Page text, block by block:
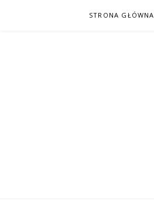
STRONA GŁÓWNA